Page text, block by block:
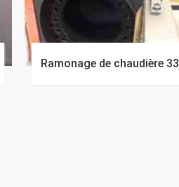
Ramonage de chaudière 33